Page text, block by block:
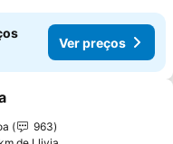
Ver preços
aos favoritos
963